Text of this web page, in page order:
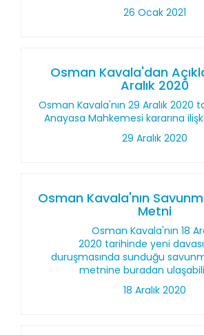
26 Ocak 2021
Osman Kavala'dan
Aralık 2020
Osman Kavala'nın 29 Aralık 2020
Anayasa Mahkemesi kararına
29 Aralık 2020
Osman Kavala'nın
Metni
Osman Kavala'nın 18
2020 tarihinde yeni
duruşmasında sunduğu
metnine buradan
18 Aralık 2020